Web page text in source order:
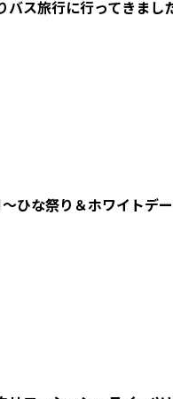
バス旅行に行ってきまし
ひな祭り＆ホワイトデ